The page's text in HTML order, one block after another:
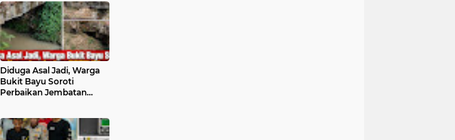
Diduga Asal Jadi, Warga
Bukit Bayu Soroti
Perbaikan Jembatan